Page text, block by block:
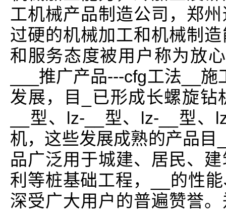
工机械产品制造公司，郑
过硬的机械加工和机械制
和服务态度被用户称为放
___推广产品---cfg工法__
发展，目_已形成长螺旋
__型、lz-__型、lz-__型
机，这些发展成熟的产品目
品广泛用于城建、居民、
利等桩基础工程，__的性
深受广大用户的普遍赞誉